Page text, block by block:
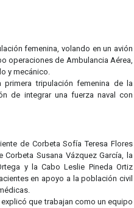
femenina, volando en un avión
operaciones de Ambulancia Aérea,
y mecánico.
tripulación femenina de la
de integrar una fuerza naval con
de Corbeta Sofía Teresa Flores
Susana Vázquez García, la
y la Cabo Leslie Pineda Ortiz
en apoyo a la población civil
que trabajan como un equipo